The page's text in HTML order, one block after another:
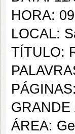
HORA:
LOCAL:
TÍTULO:
GRANDE
ÁREA: